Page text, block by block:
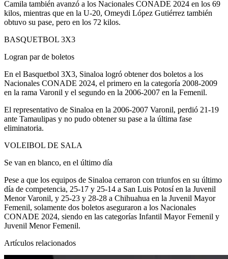
Camila también avanzó a los Nacionales CONADE 2024 en los 69
kilos, mientras que en la U-20, Omeydi López Gutiérrez también
obtuvo su pase, pero en los 72 kilos.
BASQUETBOL 3X3
Logran par de boletos
En el Basquetbol 3X3, Sinaloa logró obtener dos boletos a los
Nacionales CONADE 2024, el primero en la categoría 2008-2009
en la rama Varonil y el segundo en la 2006-2007 en la Femenil.
El representativo de Sinaloa en la 2006-2007 Varonil, perdió 21-19
ante Tamaulipas y no pudo obtener su pase a la última fase
eliminatoria.
VOLEIBOL DE SALA
Se van en blanco, en el último día
Pese a que los equipos de Sinaloa cerraron con triunfos en su último
día de competencia, 25-17 y 25-14 a San Luis Potosí en la Juvenil
Menor Varonil, y 25-23 y 28-28 a Chihuahua en la Juvenil Mayor
Femenil, solamente dos boletos aseguraron a los Nacionales
CONADE 2024, siendo en las categorías Infantil Mayor Femenil y
Juvenil Menor Femenil.
Artículos relacionados